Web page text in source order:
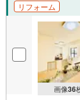
リフォーム
画像36